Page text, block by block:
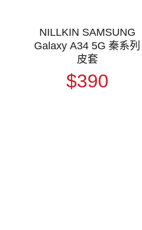
NILLKIN SAMSUNG
Galaxy A34 5G 秦系列
皮套
$390